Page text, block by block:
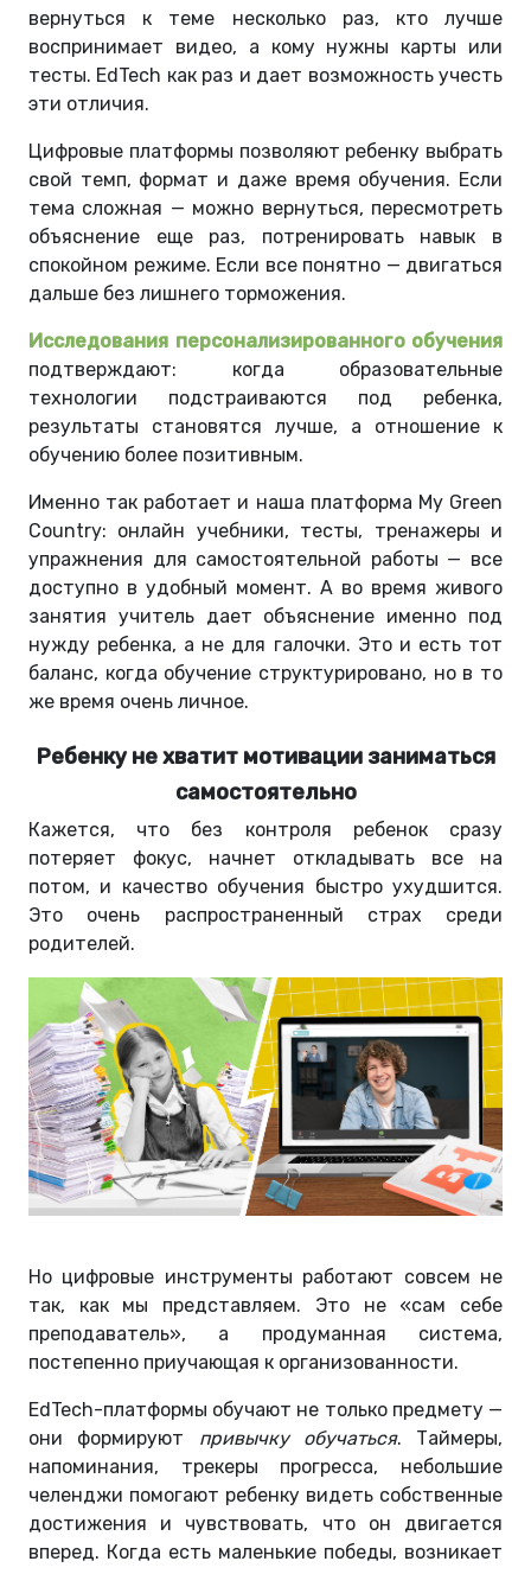
вернуться к теме несколько раз, кто лучше
воспринимает видео, а кому нужны карты или
тесты. EdTech как раз и дает возможность учесть
эти отличия.
Цифровые платформы позволяют ребенку выбрать
свой темп, формат и даже время обучения. Если
тема сложная — можно вернуться, пересмотреть
объяснение еще раз, потренировать навык в
спокойном режиме. Если все понятно — двигаться
дальше без лишнего торможения.
Исследования персонализированного обучения
подтверждают: когда образовательные
технологии подстраиваются под ребенка,
результаты становятся лучше, а отношение к
обучению более позитивным.
Именно так работает и наша платформа My Green
Country: онлайн учебники, тесты, тренажеры и
упражнения для самостоятельной работы — все
доступно в удобный момент. А во время живого
занятия учитель дает объяснение именно под
нужду ребенка, а не для галочки. Это и есть тот
баланс, когда обучение структурировано, но в то
же время очень личное.
Ребенку не хватит мотивации заниматься
самостоятельно
Кажется, что без контроля ребенок сразу
потеряет фокус, начнет откладывать все на
потом, и качество обучения быстро ухудшится.
Это очень распространенный страх среди
родителей.
Но цифровые инструменты работают совсем не
так, как мы представляем. Это не «сам себе
преподаватель», а продуманная система,
постепенно приучающая к организованности.
EdTech-платформы обучают не только предмету —
они формируют привычку обучаться. Таймеры,
напоминания, трекеры прогресса, небольшие
челенджи помогают ребенку видеть собственные
достижения и чувствовать, что он двигается
вперед. Когда есть маленькие победы, возникает